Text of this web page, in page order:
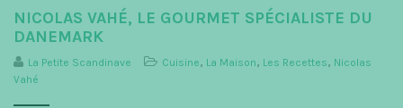
NICOLAS VAHÉ, LE GOURMET SPÉCIALISTE DU
DANEMARK
La Petite Scandinave Cuisine, La Maison, Les Recettes, Nicolas
Vahé